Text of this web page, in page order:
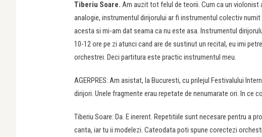
Tiberiu Soare. Am auzit tot felul de teorii. Cum ca un violonist
analogie, instrumentul dirijorului ar fi instrumentul colectiv
acesta si mi-am dat seama ca nu este asa. Instrumentul
10-12 ore pe zi atunci cand are de sustinut un recital, eu imi
orchestrei. Deci partitura este practic instrumentul meu.
AGERPRES: Am asistat, la Bucuresti, cu prilejul Festivalului
dirijori. Unele fragmente erau repetate de nenumarate ori. In ce
Tiberiu Soare: Da. E inerent. Repetitiile sunt necesare pentru a
canta, iar tu ii modelezi. Cateodata poti spune corectezi